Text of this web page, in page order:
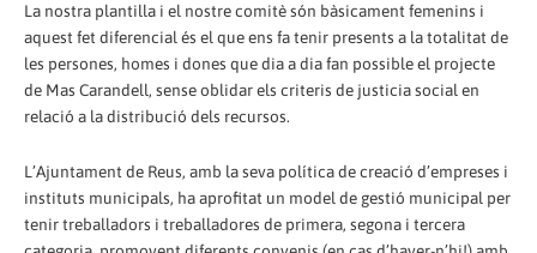
La nostra plantilla i el nostre comitè són bàsicament femenins i
aquest fet diferencial és el que ens fa tenir presents a la totalitat de
les persones, homes i dones que dia a dia fan possible el projecte
de Mas Carandell, sense oblidar els criteris de justicia social en
relació a la distribució dels recursos.
L’Ajuntament de Reus, amb la seva política de creació d’empreses i
instituts municipals, ha aprofitat un model de gestió municipal per
tenir treballadors i treballadores de primera, segona i tercera